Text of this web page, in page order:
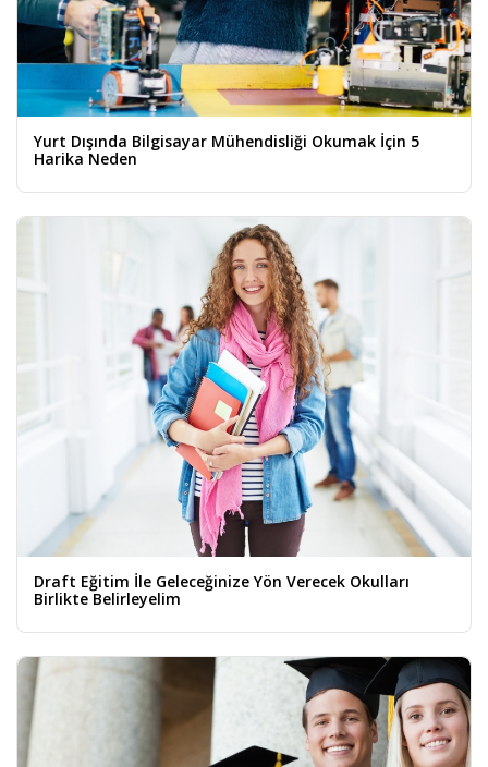
Yurt Dışında Bilgisayar Mühendisliği Okumak İçin 5
Harika Neden
Draft Eğitim İle Geleceğinize Yön Verecek Okulları
Birlikte Belirleyelim